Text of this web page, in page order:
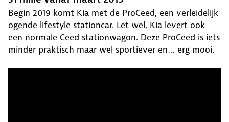
Begin 2019 komt Kia met de ProCeed, een verleidelijk
ogende lifestyle stationcar. Let wel, Kia levert ook
een normale Ceed stationwagon. Deze ProCeed is iets
minder praktisch maar wel sportiever en… erg mooi.